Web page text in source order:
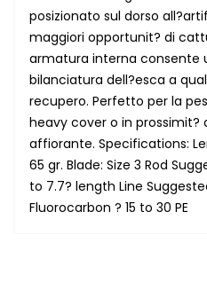
posizionato sul dorso
maggiori opportunit? di
armatura interna consente
bilanciatura dell?esca a
recupero. Perfetto per la
heavy cover o in prossimit?
affiorante. Specifications:
65 gr. Blade: Size 3 Rod
to 7.7? length Line
Fluorocarbon ? 15 to 30 PE